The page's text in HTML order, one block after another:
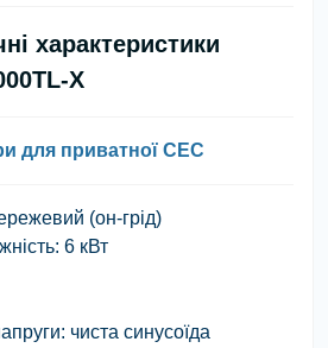
характеристики
X
для приватної СЕС
(он-грід)
6 кВт
чиста синусоїда